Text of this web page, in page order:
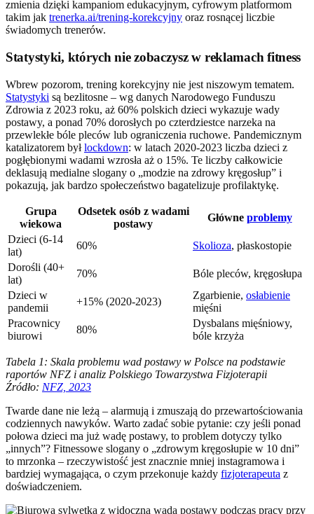
zmienia dzięki kampaniom edukacyjnym, cyfrowym platformom
takim jak trenerka.ai/trening-korekcyjny oraz rosnącej liczbie
świadomych trenerów.
Statystyki, których nie zobaczysz w reklamach fitness
Wbrew pozorom, trening korekcyjny nie jest niszowym tematem.
Statystyki są bezlitosne – wg danych Narodowego Funduszu
Zdrowia z 2023 roku, aż 60% polskich dzieci wykazuje wady
postawy, a ponad 70% dorosłych po czterdziestce narzeka na
przewlekłe bóle pleców lub ograniczenia ruchowe. Pandemicznym
katalizatorem byłlockdown: w latach 2020-2023 liczba dzieci z
pogłębionymi wadami wzrosła aż o 15%. Te liczby całkowicie
deklasują medialne slogany o „modzie na zdrowy kręgosłup” i
pokazują, jak bardzo społeczeństwo bagatelizuje profilaktykę.
Grupa
wiekowa
Odsetek osób z wadami
postawy
Główne problemy
Dzieci (6-14
lat)
60% Skolioza, płaskostopie
Dorośli (40+
lat)
70%
Bóle pleców, kręgosłupa
Dzieci w
pandemii
+15% (2020-2023)
Zgarbienie, osłabienie
mięśni
Pracownicy
biurowi
80%
Dysbalans mięśniowy,
bóle krzyża
Tabela 1: Skala problemu wad postawy w Polsce na podstawie
raportów NFZ i analiz Polskiego Towarzystwa Fizjoterapii
Źródło: NFZ, 2023
Twarde dane nie leżą – alarmują i zmuszają do przewartościowania
codziennych nawyków. Warto zadać sobie pytanie: czy jeśli ponad
połowa dzieci ma już wadę postawy, to problem dotyczy tylko
„innych”? Fitnessowe slogany o „zdrowym kręgosłupie w 10 dni”
to mrzonka – rzeczywistość jest znacznie mniej instagramowa i
bardziej wymagająca, o czym przekonuje każdy fizjoterapeuta z
doświadczeniem.